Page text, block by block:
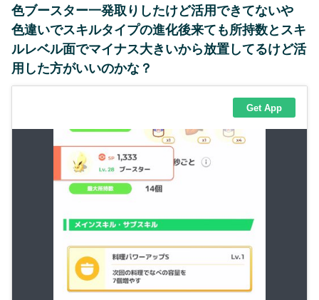
色ブースター一発取りしたけど活用できてないや
色違いでスキルタイプの進化後来ても所持数とスキ
ルレベル面でマイナス大きいから放置してるけど活
用した方がいいのかな？